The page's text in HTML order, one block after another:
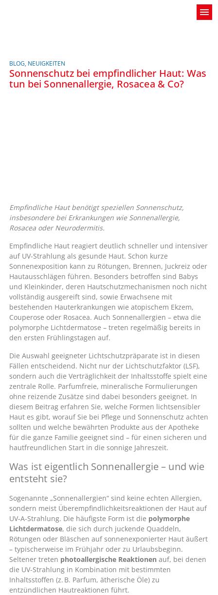
menu
BLOG, NEUIGKEITEN
Sonnenschutz bei empfindlicher Haut: Was
tun bei Sonnenallergie, Rosacea & Co?
Empfindliche Haut benötigt speziellen Sonnenschutz,
insbesondere bei Erkrankungen wie Sonnenallergie,
Rosacea oder Neurodermitis.
Empfindliche Haut reagiert deutlich schneller und intensiver
auf UV-Strahlung als gesunde Haut. Schon kurze
Sonnenexposition kann zu Rötungen, Brennen, Juckreiz oder
Hautausschlägen führen. Besonders betroffen sind Babys
und Kleinkinder, deren Hautschutzmechanismen noch nicht
vollständig ausgereift sind, sowie Erwachsene mit
bestehenden Hauterkrankungen wie atopischem Ekzem,
Couperose oder Rosacea. Auch Sonnenallergien – etwa die
polymorphe Lichtdermatose – treten regelmäßig bereits in
den ersten Frühlingstagen auf.
Die Auswahl geeigneter Lichtschutzpräparate ist in diesen
Fällen entscheidend. Nicht nur der Lichtschutzfaktor (LSF),
sondern auch die Verträglichkeit der Inhaltsstoffe spielt eine
zentrale Rolle. Parfumfreie, mineralische Formulierungen
ohne reizende Zusätze sind dabei besonders geeignet. In
diesem Beitrag erfahren Sie, welche Formen lichtsensibler
Haut es gibt, worauf Sie bei Pflege und Sonnenschutz achten
sollten und welche bewährten Produkte aus der Apotheke
für die ganze Familie geeignet sind – für einen sicheren und
hautfreundlichen Start in die sonnige Jahreszeit.
Was ist eigentlich Sonnenallergie – und wie
entsteht sie?
Sogenannte „Sonnenallergien“ sind keine echten Allergien,
sondern meist Überempfindlichkeitsreaktionen der Haut auf
UV-A-Strahlung. Die häufigste Form ist die polymorphe
Lichtdermatose, die sich durch juckende Quaddeln,
Rötungen oder Bläschen auf sonnenexponierter Haut äußert
– typischerweise im Frühjahr oder zu Urlaubsbeginn.
Seltener treten photoallergische Reaktionen auf, bei denen
die UV-Strahlung in Kombination mit bestimmten
Inhaltsstoffen (z. B. Parfum, ätherische Öle) zu
entzündlichen Hautreaktionen führt.